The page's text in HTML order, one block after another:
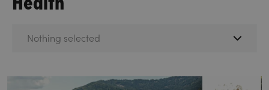
Nothing selected